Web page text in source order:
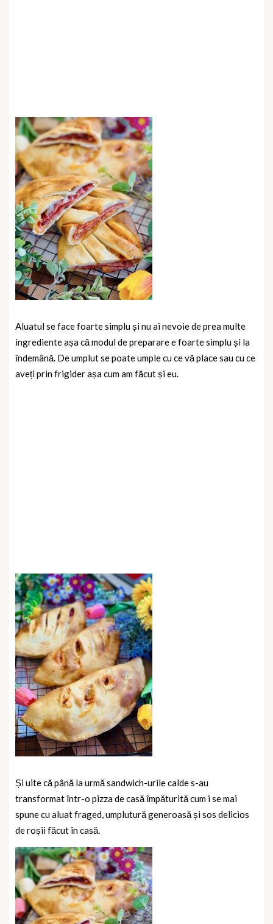
Aluatul se face foarte simplu și nu ai nevoie de prea multe
ingrediente așa că modul de preparare e foarte simplu și la
îndemână. De umplut se poate umple cu ce vă place sau cu ce
aveți prin frigider așa cum am făcut și eu.
Și uite că până la urmă sandwich-urile calde s-au
transformat într-o pizza de casă împăturită cum i se mai
spune cu aluat fraged, umplutură generoasă și sos delicios
de roșii făcut în casă.